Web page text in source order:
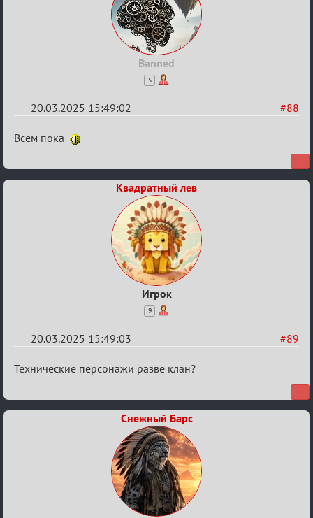
Banned
5
#88
20.03.2025 15:49:02
Re:
№50
Всем пока
Квадратный лев
Игрок
9
#89
20.03.2025 15:49:03
Re:
№50
Технические персонажи разве клан?
Снежный Барс